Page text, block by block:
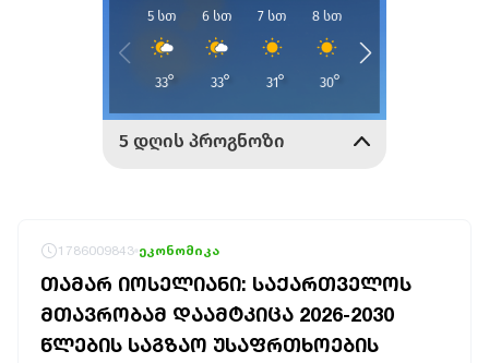
1786009843 ეკონომიკა
ᲗᲐᲛᲐᲠ ᲘᲝᲡᲔᲚᲘᲐᲜᲘ: ᲡᲐᲥᲐᲠᲗᲕᲔᲚᲝᲡ
ᲛᲗᲐᲕᲠᲝᲑᲐᲛ ᲓᲐᲐᲛᲢᲙᲘᲪᲐ 2026-2030
ᲬᲚᲔᲑᲘᲡ ᲡᲐᲒᲖᲐᲝ ᲣᲡᲐᲤᲠᲗᲮᲝᲔᲑᲘᲡ